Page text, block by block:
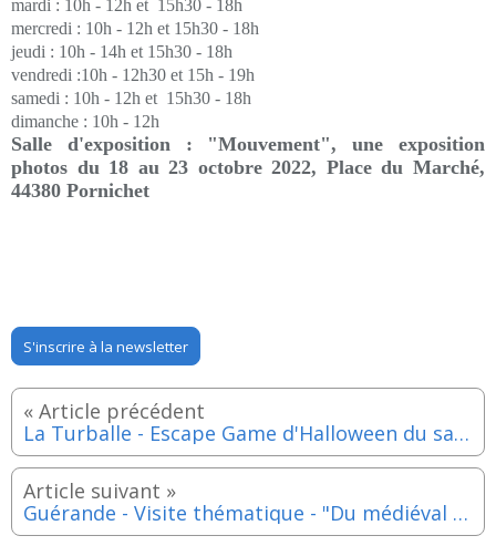
mardi : 10h - 12h et 15h30 - 18h
mercredi : 10h - 12h et 15h30 - 18h
jeudi : 10h - 14h et 15h30 - 18h
vendredi :10h - 12h30 et 15h - 19h
samedi : 10h - 12h et 15h30 - 18h
dimanche : 10h - 12h
Salle d'exposition : "Mouvement", une exposition
photos du 18 au 23 octobre 2022, Place du Marché,
44380 Pornichet
S'inscrire à la newsletter
La Turballe - Escape Game d'Halloween du samedi 22 au lundi 31 octobre 2022
Guérande - Visite thématique - "Du médiéval au contemporain : l'évolution d'une architecture" - Dimanche 16 octobre 2022